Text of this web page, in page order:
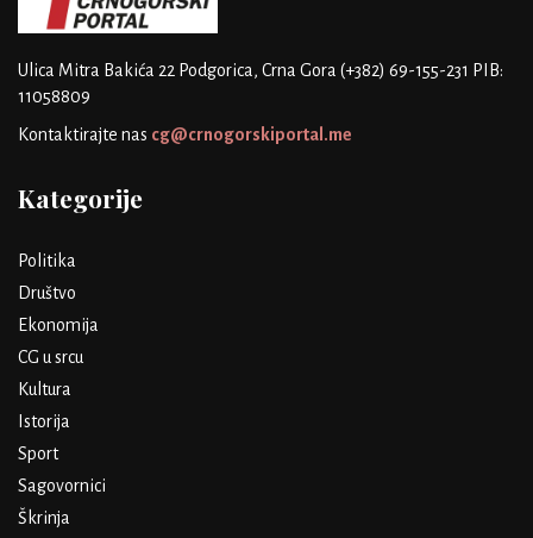
Ulica Mitra Bakića 22 Podgorica, Crna Gora (+382) 69-155-231 PIB:
11058809
Kontaktirajte nas cg@crnogorskiportal.me
Kategorije
Politika
Društvo
Ekonomija
CG u srcu
Kultura
Istorija
Sport
Sagovornici
Škrinja